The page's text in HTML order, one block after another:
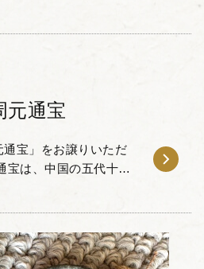
インなどの美術工芸
元通宝
宝」をお譲りいただ
宝は、中国の五代十国
世宗によって、955年